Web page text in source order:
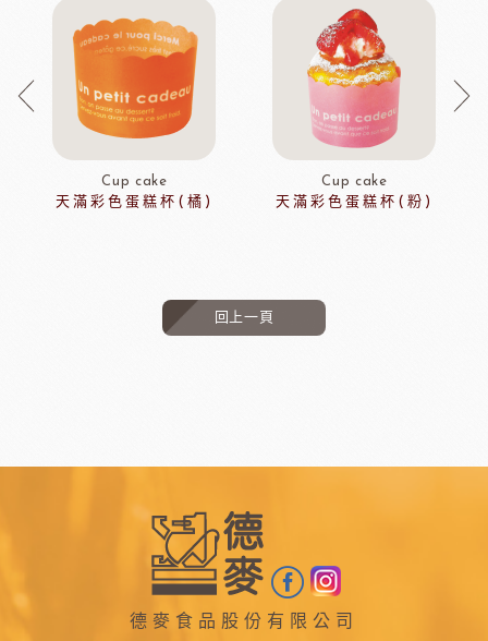
Cup cake
天滿彩色蛋糕杯(橘)
Cup cake
天滿彩色蛋糕杯(粉)
回上一頁
德麥食品股份有限公司